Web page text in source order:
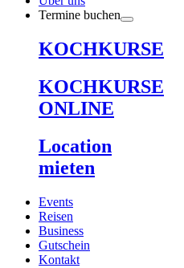
Termine buchen
KOCHKURSE
KOCHKURSE
ONLINE
Location
mieten
Events
Reisen
Business
Gutschein
Kontakt